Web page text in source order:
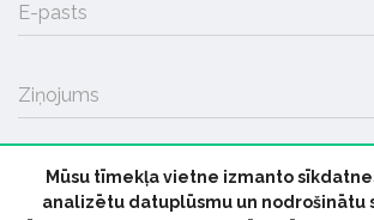
E-pasts
Ziņojums
SŪTĪT
Mūsu tīmekļa vietne izmanto
analizētu datuplūsmu un nodrošinātu